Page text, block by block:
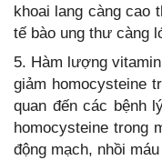
khoai lang càng cao
tế bào ung thư càng
5. Hàm lượng
giảm homocysteine
quan đến các bệnh
homocysteine trong
động mạch, nhồi